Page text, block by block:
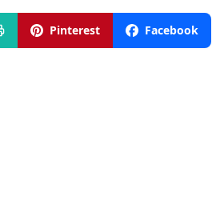
Pinterest Facebook